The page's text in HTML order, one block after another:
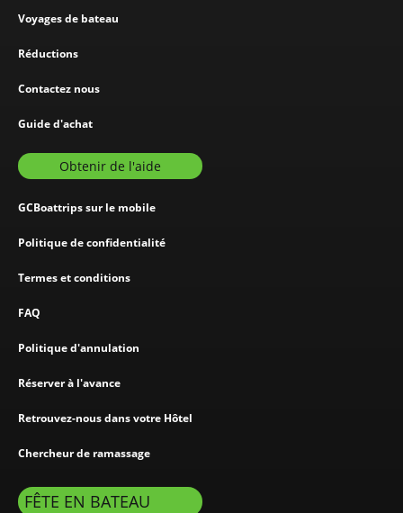
Voyages de bateau
Réductions
Contactez nous
Guide d'achat
Obtenir de l'aide
GCBoattrips sur le mobile
Politique de confidentialité
Termes et conditions
FAQ
Politique d'annulation
Réserver à l'avance
Retrouvez-nous dans votre Hôtel
Chercheur de ramassage
FÊTE EN BATEAU